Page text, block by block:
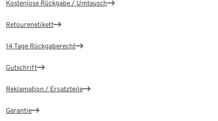
Kostenlose Rückgabe / Umtausch
Retourenetikett
14 Tage Rückgaberecht
Gutschrift
Reklamation / Ersatzteile
Garantie